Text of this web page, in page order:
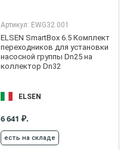
Артикул: EWG32.001
ELSEN SmartBox 6.5 Комплект
переходников для установки
насосной группы Dn25 на
коллектор Dn32
ELSEN
6 641 ₽.
есть на складе